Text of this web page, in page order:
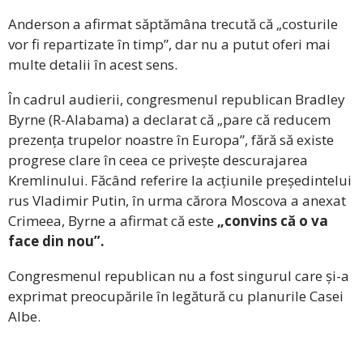
Anderson a afirmat săptămâna trecută că „costurile
vor fi repartizate în timp”, dar nu a putut oferi mai
multe detalii în acest sens.
În cadrul audierii, congresmenul republican Bradley
Byrne (R-Alabama) a declarat că „pare că reducem
prezența trupelor noastre în Europa”, fără să existe
progrese clare în ceea ce privește descurajarea
Kremlinului. Făcând referire la acțiunile președintelui
rus Vladimir Putin, în urma cărora Moscova a anexat
Crimeea, Byrne a afirmat că este „convins că o va
face din nou”.
Congresmenul republican nu a fost singurul care și-a
exprimat preocupările în legătură cu planurile Casei
Albe.